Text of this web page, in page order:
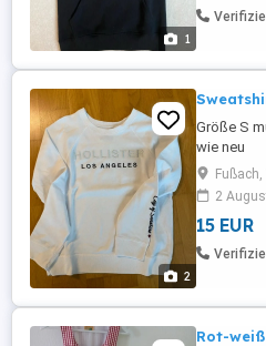
1
2
Größe S
wie neu
2
15 EUR
Rot-